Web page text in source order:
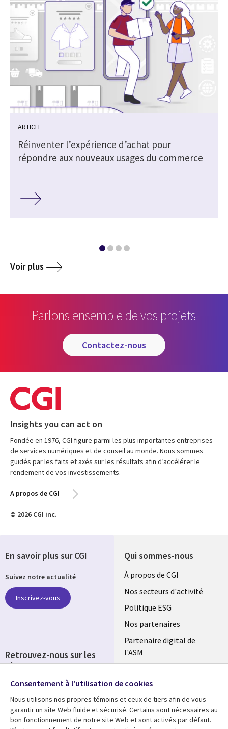
ARTICLE
Réinventer l’expérience d’achat pour
répondre aux nouveaux usages du commerce
Voir plus
Parlons ensemble de vos projets
contactez-nous
Insights you can act on
Fondée en 1976, CGI figure parmi les plus importantes entreprises
de services numériques et de conseil au monde. Nous sommes
guidés par les faits et axés sur les résultats afin d’accélérer le
rendement de vos investissements.
A propos de CGI
© 2026 CGI inc.
Qui sommes-nous
Useful
links
FRANCE
À propos de CGI
Nos secteurs d'activité
Politique ESG
Nos partenaires
Partenaire digital de
l'ASM
Fusions
En savoir plus sur CGI
Suivez notre actualité
Inscrivez-vous
Retrouvez-nous sur les
réseaux
Social
Media
FRANCE
Consentement à l'utilisation de cookies
Nous utilisons nos propres témoins et ceux de tiers afin de vous
garantir un site Web fluide et sécurisé. Certains sont nécessaires au
bon fonctionnement de notre site Web et sont activés par défaut.